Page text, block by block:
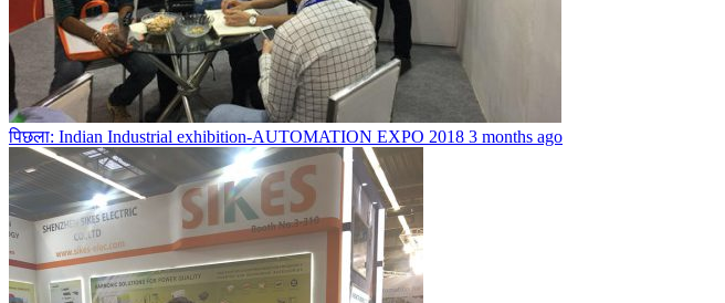
पिछला: Indian Industrial exhibition-AUTOMATION EXPO 2018 3 months ago